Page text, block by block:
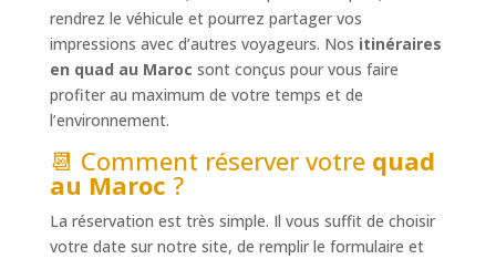
rendrez le véhicule et pourrez partager vos
impressions avec d’autres voyageurs. Nos itinéraires
en quad au Maroc sont conçus pour vous faire
profiter au maximum de votre temps et de
l’environnement.
📆 Comment réserver votre quad
au Maroc ?
La réservation est très simple. Il vous suffit de choisir
votre date sur notre site, de remplir le formulaire et